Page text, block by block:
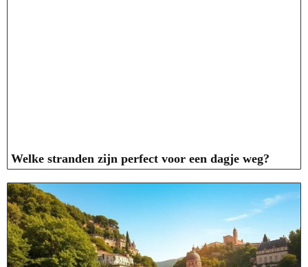
Welke stranden zijn perfect voor een dagje weg?